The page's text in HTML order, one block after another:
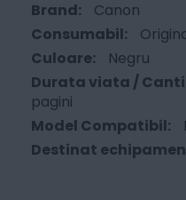
Canon
Negru
pagini